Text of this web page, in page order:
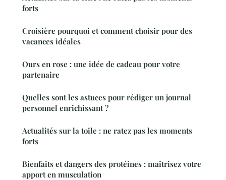
forts
Croisière pourquoi et comment choisir pour des
vacances idéales
Ours en rose : une idée de cadeau pour votre
partenaire
Quelles sont les astuces pour rédiger un journal
personnel enrichissant ?
Actualités sur la toile : ne ratez pas les moments
forts
Bienfaits et dangers des protéines : maîtrisez votre
apport en musculation